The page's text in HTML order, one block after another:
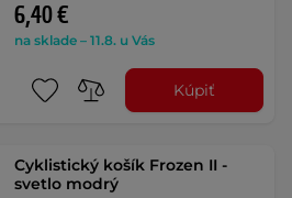
6,40 €
na sklade – 11.8. u Vás
Kúpiť
Cyklistický košík Frozen II -
svetlo modrý